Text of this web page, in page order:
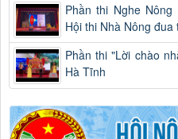
Phần thi Nghe
Hội thi Nhà Nông
Phần thi "Lời chào
Hà Tĩnh